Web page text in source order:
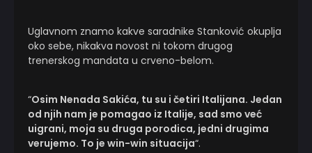
Uglavnom znamo kakve saradnike Stanković okuplja
oko sebe, nikakva novost ni tokom drugog
trenerskog mandata u crveno-belom.
“Osim Nenada Sakića, tu su i četiri Italijana. Jedan
od njih nam je pomagao iz Italije, sad smo već
uigrani, moja su druga porodica, jedni drugima
verujemo. To je win-win situacija“.